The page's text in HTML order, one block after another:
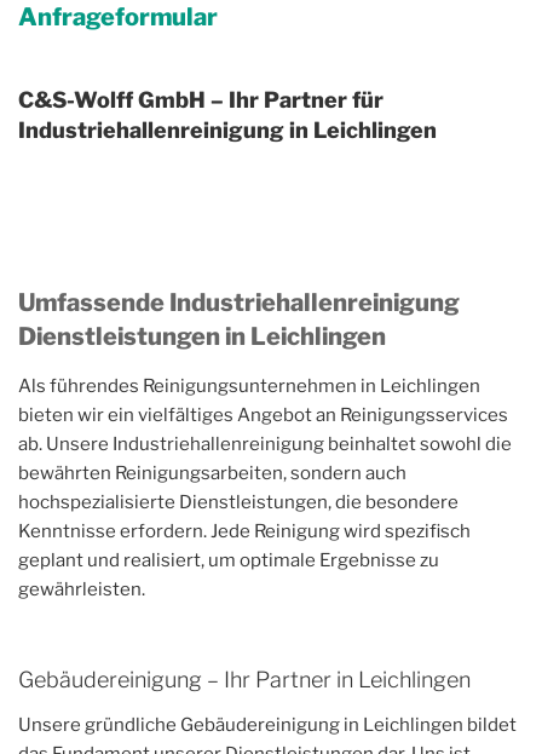
Anfrageformular
C&S-Wolff GmbH – Ihr Partner für
Industriehallenreinigung in Leichlingen
Umfassende Industriehallenreinigung
Dienstleistungen in Leichlingen
Als führendes Reinigungsunternehmen in Leichlingen
bieten wir ein vielfältiges Angebot an Reinigungsservices
ab. Unsere Industriehallenreinigung beinhaltet sowohl die
bewährten Reinigungsarbeiten, sondern auch
hochspezialisierte Dienstleistungen, die besondere
Kenntnisse erfordern. Jede Reinigung wird spezifisch
geplant und realisiert, um optimale Ergebnisse zu
gewährleisten.
Gebäudereinigung – Ihr Partner in Leichlingen
Unsere gründliche Gebäudereinigung in Leichlingen bildet